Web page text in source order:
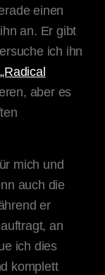
einen
an. Er gibt
ich ihn
„Radical
aber es
mich und
auch die
er
an
ich dies
komplett